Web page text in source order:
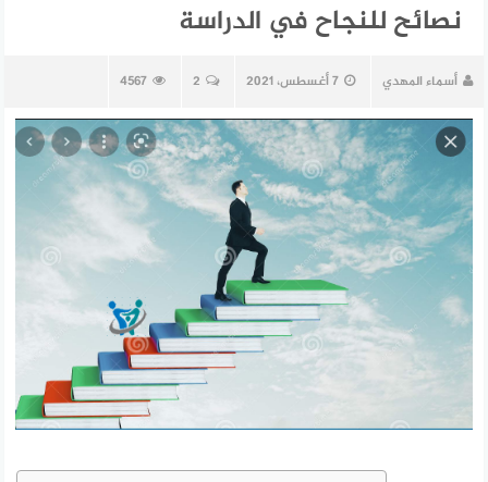
نصائح للنجاح في الدراسة
أسماء المهدي 7 أغسطس، 2021 2
4567